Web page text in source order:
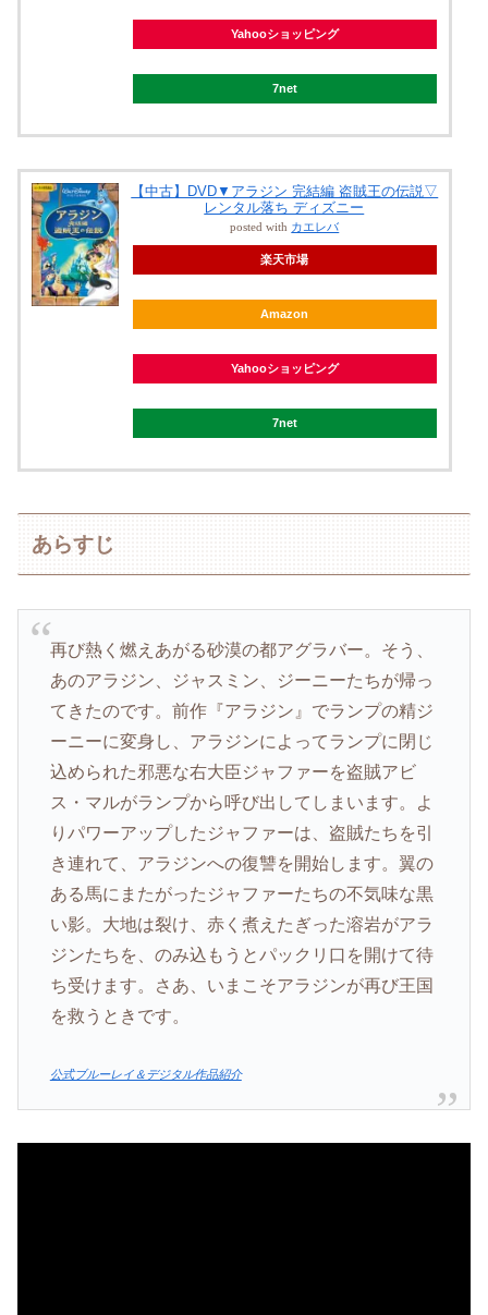
Yahooショッピング
7net
【中古】DVD▼アラジン 完結編 盗賊王の伝説▽
レンタル落ち ディズニー
posted with カエレバ
楽天市場
Amazon
Yahooショッピング
7net
あらすじ
再び熱く燃えあがる砂漠の都アグラバー。そう、
あのアラジン、ジャスミン、ジーニーたちが帰っ
てきたのです。前作『アラジン』でランプの精ジ
ーニーに変身し、アラジンによってランプに閉じ
込められた邪悪な右大臣ジャファーを盗賊アビ
ス・マルがランプから呼び出してしまいます。よ
りパワーアップしたジャファーは、盗賊たちを引
き連れて、アラジンへの復讐を開始します。翼の
ある馬にまたがったジャファーたちの不気味な黒
い影。大地は裂け、赤く煮えたぎった溶岩がアラ
ジンたちを、のみ込もうとパックリ口を開けて待
ち受けます。さあ、いまこそアラジンが再び王国
を救うときです。
公式ブルーレイ＆デジタル作品紹介